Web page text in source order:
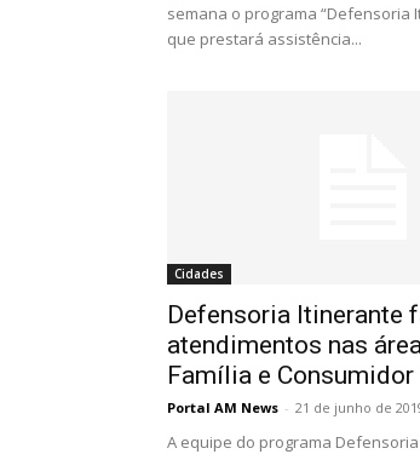
semana o programa “Defensoria
que prestará assistência...
Cidades
Defensoria Itinerante
atendimentos nas
Família e Consumidor
Portal AM News - 21 de junho de
A equipe do programa